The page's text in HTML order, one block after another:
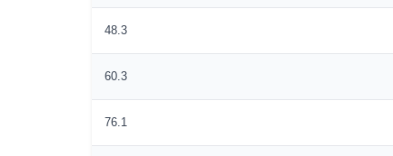
48.3
60.3
76.1